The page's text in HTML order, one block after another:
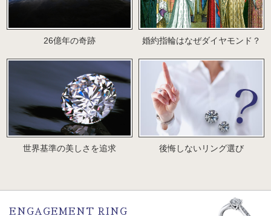
26億年の奇跡 婚約指輪はなぜダイヤモンド？
世界基準の美しさを追求 後悔しないリング選び
ENGAGEMENT RING